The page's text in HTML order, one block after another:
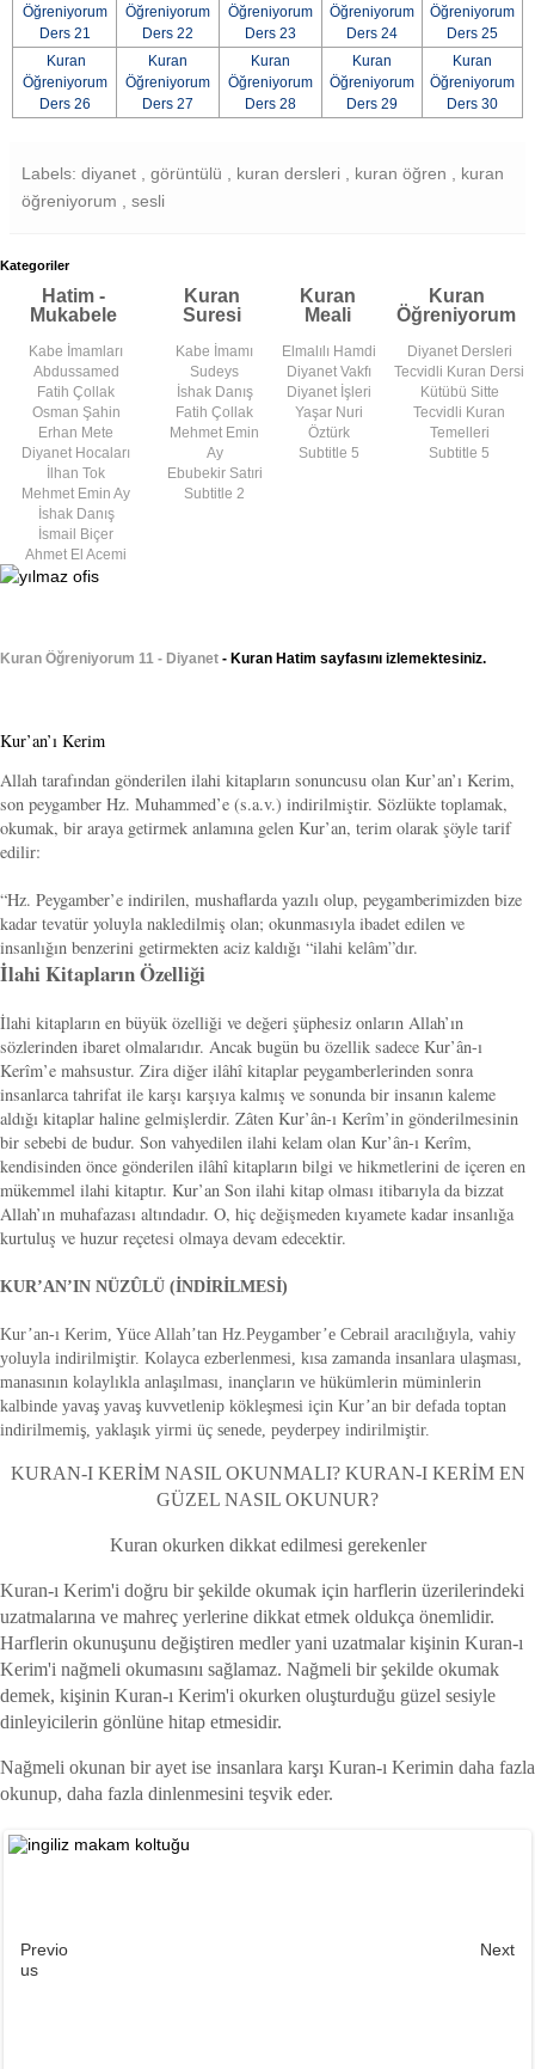
Öğreniyorum
Ders 21
Öğreniyorum
Ders 22
Öğreniyorum
Ders 23
Öğreniyorum
Ders 24
Öğreniyorum
Ders 25
Kuran
Öğreniyorum
Ders 26
Kuran
Öğreniyorum
Ders 27
Kuran
Öğreniyorum
Ders 28
Kuran
Öğreniyorum
Ders 29
Kuran
Öğreniyorum
Ders 30
Labels: diyanet , görüntülü , kuran dersleri , kuran öğren , kuran
öğreniyorum , sesli
Kategoriler
Hatim -
Mukabele
Kuran
Suresi
Kuran
Meali
Kuran
Öğreniyorum
Kabe İmamları
Abdussamed
Fatih Çollak
Osman Şahin
Erhan Mete
Diyanet Hocaları
İlhan Tok
Mehmet Emin Ay
İshak Danış
İsmail Biçer
Ahmet El Acemi
Kabe İmamı
Sudeys
İshak Danış
Fatih Çollak
Mehmet Emin
Ay
Ebubekir Satıri
Subtitle 2
Elmalılı Hamdi
Diyanet Vakfı
Diyanet İşleri
Yaşar Nuri
Öztürk
Subtitle 5
Diyanet Dersleri
Tecvidli Kuran Dersi
Kütübü Sitte
Tecvidli Kuran
Temelleri
Subtitle 5
Kuran Öğreniyorum 11 - Diyanet - Kuran Hatim sayfasını izlemektesiniz.
Kur’an’ı Kerim
Allah tarafından gönderilen ilahi kitapların sonuncusu olan Kur’an’ı Kerim,
son peygamber Hz. Muhammed’e (s.a.v.) indirilmiştir. Sözlükte toplamak,
okumak, bir araya getirmek anlamına gelen Kur’an, terim olarak şöyle tarif
edilir:
“Hz. Peygamber’e indirilen, mushaflarda yazılı olup, peygamberimizden bize
kadar tevatür yoluyla nakledilmiş olan; okunmasıyla ibadet edilen ve
insanlığın benzerini getirmekten aciz kaldığı “ilahi kelâm”dır.
İlahi Kitapların Özelliği
İlahi kitapların en büyük özelliği ve değeri şüphesiz onların Allah’ın
sözlerinden ibaret olmalarıdır. Ancak bugün bu özellik sadece Kur’ân-ı
Kerîm’e mahsustur. Zira diğer ilâhî kitaplar peygamberlerinden sonra
insanlarca tahrifat ile karşı karşıya kalmış ve sonunda bir insanın kaleme
aldığı kitaplar haline gelmişlerdir. Zâten Kur’ân-ı Kerîm’in gönderilmesinin
bir sebebi de budur. Son vahyedilen ilahi kelam olan Kur’ân-ı Kerîm,
kendisinden önce gönderilen ilâhî kitapların bilgi ve hikmetlerini de içeren en
mükemmel ilahi kitaptır. Kur’an Son ilahi kitap olması itibarıyla da bizzat
Allah’ın muhafazası altındadır. O, hiç değişmeden kıyamete kadar insanlığa
kurtuluş ve huzur reçetesi olmaya devam edecektir.
KUR’AN’IN NÜZÛLÜ (İNDİRİLMESİ)
Kur’an-ı Kerim, Yüce Allah’tan Hz.Peygamber’e Cebrail aracılığıyla, vahiy
yoluyla indirilmiştir. Kolayca ezberlenmesi, kısa zamanda insanlara ulaşması,
manasının kolaylıkla anlaşılması, inançların ve hükümlerin müminlerin
kalbinde yavaş yavaş kuvvetlenip kökleşmesi için Kur’an bir defada toptan
indirilmemiş, yaklaşık yirmi üç senede, peyderpey indirilmiştir.
KURAN-I KERİM NASIL OKUNMALI? KURAN-I KERİM EN
GÜZEL NASIL OKUNUR?
Kuran okurken dikkat edilmesi gerekenler
Kuran-ı Kerim'i doğru bir şekilde okumak için harflerin üzerilerindeki
uzatmalarına ve mahreç yerlerine dikkat etmek oldukça önemlidir.
Harflerin okunuşunu değiştiren medler yani uzatmalar kişinin Kuran-ı
Kerim'i nağmeli okumasını sağlamaz. Nağmeli bir şekilde okumak
demek, kişinin Kuran-ı Kerim'i okurken oluşturduğu güzel sesiyle
dinleyicilerin gönlüne hitap etmesidir.
Nağmeli okunan bir ayet ise insanlara karşı Kuran-ı Kerimin daha fazla
okunup, daha fazla dinlenmesini teşvik eder.
Previo
us
Next